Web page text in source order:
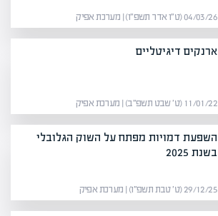
04/03/26 (ט״ו אדר תשפ״ו) | מערכת אפיק
ארנקים דיגיטליים
11/01/22 (ט׳ שבט תשפ״ב) | מערכת אפיק
השפעת דמויות מפתח על השוק הגלובלי
בשנת 2025
29/12/25 (ט׳ טבת תשפ״ו) | מערכת אפיק